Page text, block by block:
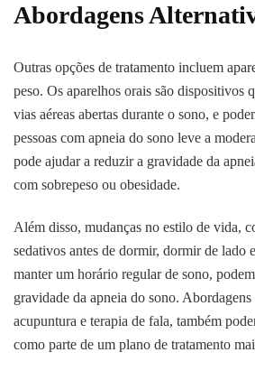
Abordagens
Outras opções de tratamento incluem
peso. Os aparelhos orais são dispositivos
vias aéreas abertas durante o sono, e
pessoas com apneia do sono leve a
pode ajudar a reduzir a gravidade da
com sobrepeso ou obesidade.
Além disso, mudanças no estilo de vida,
sedativos antes de dormir, dormir de lado
manter um horário regular de sono,
gravidade da apneia do sono.
acupuntura e terapia de fala, também
como parte de um plano de tratamento